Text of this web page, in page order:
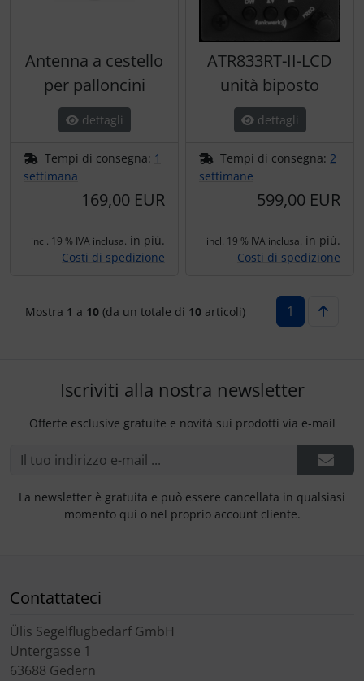
Antenna a cestello
per palloncini
dettagli
Tempi di consegna: 1
settimana
169,00 EUR
incl. 19 % IVA inclusa. in più.
Costi di spedizione
ATR833RT-II-LCD
unità biposto
dettagli
Tempi di consegna: 2
settimane
599,00 EUR
incl. 19 % IVA inclusa. in più.
Costi di spedizione
Mostra 1 a 10 (da un totale di 10 articoli) 1
Iscriviti alla nostra newsletter
Offerte esclusive gratuite e novità sui prodotti via e-mail
La newsletter è gratuita e può essere cancellata in qualsiasi
momento qui o nel proprio account cliente.
Contattateci
Ülis Segelflugbedarf GmbH
Untergasse 1
63688 Gedern